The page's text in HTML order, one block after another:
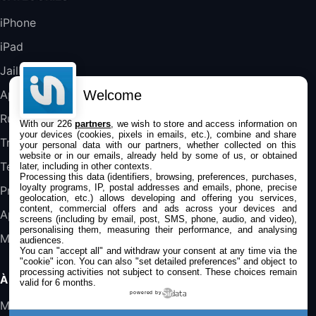
357,4€
Jeu FIFA 20 sur PC (code à télécharger)
45,98€57,99€Rue Du Commerce (Vendeur Tiers)
iPhone
iPad
Jailbreak
Applications
Rumeurs
Trucs & astuces
Tests
Promos
Apple
Mac
À PROPOS
Mentions légales
Welcome
With our 226partners , we wish to store and access information on
your devices (cookies, pixels in emails, etc.), combine and share
your personal data with our partners, whether collected on this
website or in our emails, already held by some of us, or obtained
later, including in other contexts.
Processing this data (identifiers, browsing, preferences, purchases,
loyalty programs, IP, postal addresses and emails, phone, precise
geolocation, etc.) allows developing and offering you services,
content, commercial offers and ads across your devices and
screens (including by email, post, SMS, phone, audio, and video),
personalising them, measuring their performance, and analysing
audiences.
You can "accept all" and withdraw your consent at any time via the
"cookie" icon. You can also "set detailed preferences" and object to
processing activities not subject to consent. These choices remain
valid for 6 months.
powered by